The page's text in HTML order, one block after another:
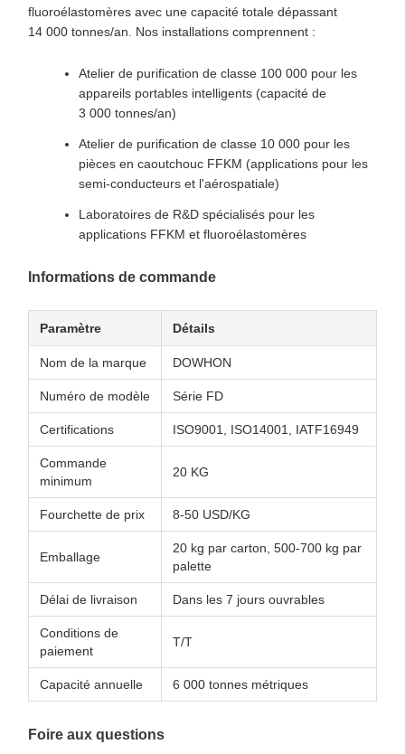
fluoroélastomères avec une capacité totale dépassant
14 000 tonnes/an. Nos installations comprennent :
Atelier de purification de classe 100 000 pour les
appareils portables intelligents (capacité de
3 000 tonnes/an)
Atelier de purification de classe 10 000 pour les
pièces en caoutchouc FFKM (applications pour les
semi-conducteurs et l'aérospatiale)
Laboratoires de R&D spécialisés pour les
applications FFKM et fluoroélastomères
Informations de commande
Paramètre Détails
Nom de la marque DOWHON
Numéro de modèle Série FD
Certifications ISO9001, ISO14001, IATF16949
Commande
minimum
20 KG
Fourchette de prix 8-50 USD/KG
Emballage
20 kg par carton, 500-700 kg par
palette
Délai de livraison Dans les 7 jours ouvrables
Conditions de
paiement
T/T
Capacité annuelle 6 000 tonnes métriques
Foire aux questions